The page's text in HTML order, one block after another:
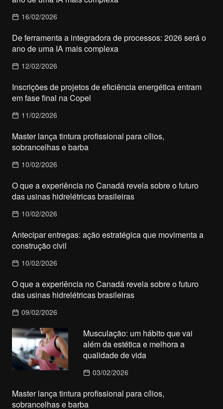
16/02/2026
De ferramenta a integradora de processos: 2026 será o
ano de uma IA mais complexa
12/02/2026
Inscrições de projetos de eficiência energética entram
em fase final na Copel
11/02/2026
Master lança tintura profissional para cílios,
sobrancelhas e barba
10/02/2026
O que a experiência no Canadá revela sobre o futuro
das usinas hidrelétricas brasileiras
10/02/2026
Antecipar entregas: ação estratégica que movimenta a
construção civil
10/02/2026
O que a experiência no Canadá revela sobre o futuro
das usinas hidrelétricas brasileiras
09/02/2026
Musculação: um hábito que vai
além da estética e melhora a
qualidade de vida
03/02/2026
Master lança tintura profissional para cílios,
sobrancelhas e barba